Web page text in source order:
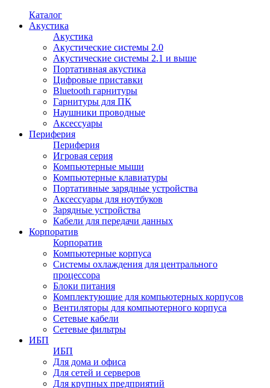
Каталог
Акустика
Акустика
Акустические системы 2.0
Акустические системы 2.1 и выше
Портативная акустика
Цифровые приставки
Bluetooth гарнитуры
Гарнитуры для ПК
Наушники проводные
Аксессуары
Периферия
Периферия
Игровая серия
Компьютерные мыши
Компьютерные клавиатуры
Портативные зарядные устройства
Аксессуары для ноутбуков
Зарядные устройства
Кабели для передачи данных
Корпоратив
Корпоратив
Компьютерные корпуса
Системы охлаждения для центрального
процессора
Блоки питания
Комплектующие для компьютерных корпусов
Вентиляторы для компьютерного корпуса
Сетевые кабели
Сетевые фильтры
ИБП
ИБП
Для дома и офиса
Для сетей и серверов
Для крупных предприятий